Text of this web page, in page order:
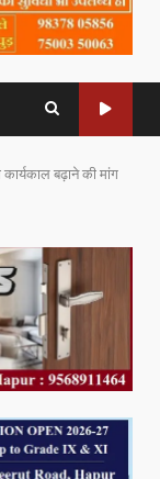
बढ़ाने की मांग